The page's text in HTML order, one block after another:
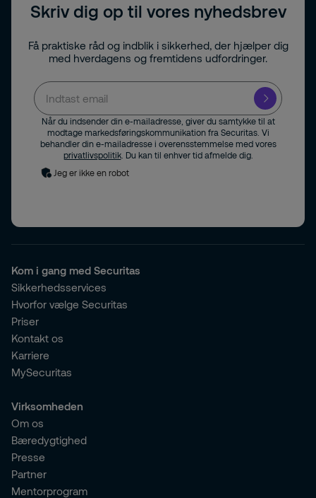
Skriv dig op til vores nyhedsbrev
Få praktiske råd og indblik i sikkerhed, der hjælper dig
med hverdagens og fremtidens udfordringer.
Når du indsender din e-mailadresse, giver du samtykke til at
modtage markedsføringskommunikation fra Securitas. Vi
behandler din e-mailadresse i overensstemmelse med vores
privatlivspolitik. Du kan til enhver tid afmelde dig.
Jeg er ikke en robot
Kom i gang med Securitas
Sikkerhedsservices
Hvorfor vælge Securitas
Priser
Kontakt os
Karriere
MySecuritas
Virksomheden
Om os
Bæredygtighed
Presse
Partner
Mentorprogram